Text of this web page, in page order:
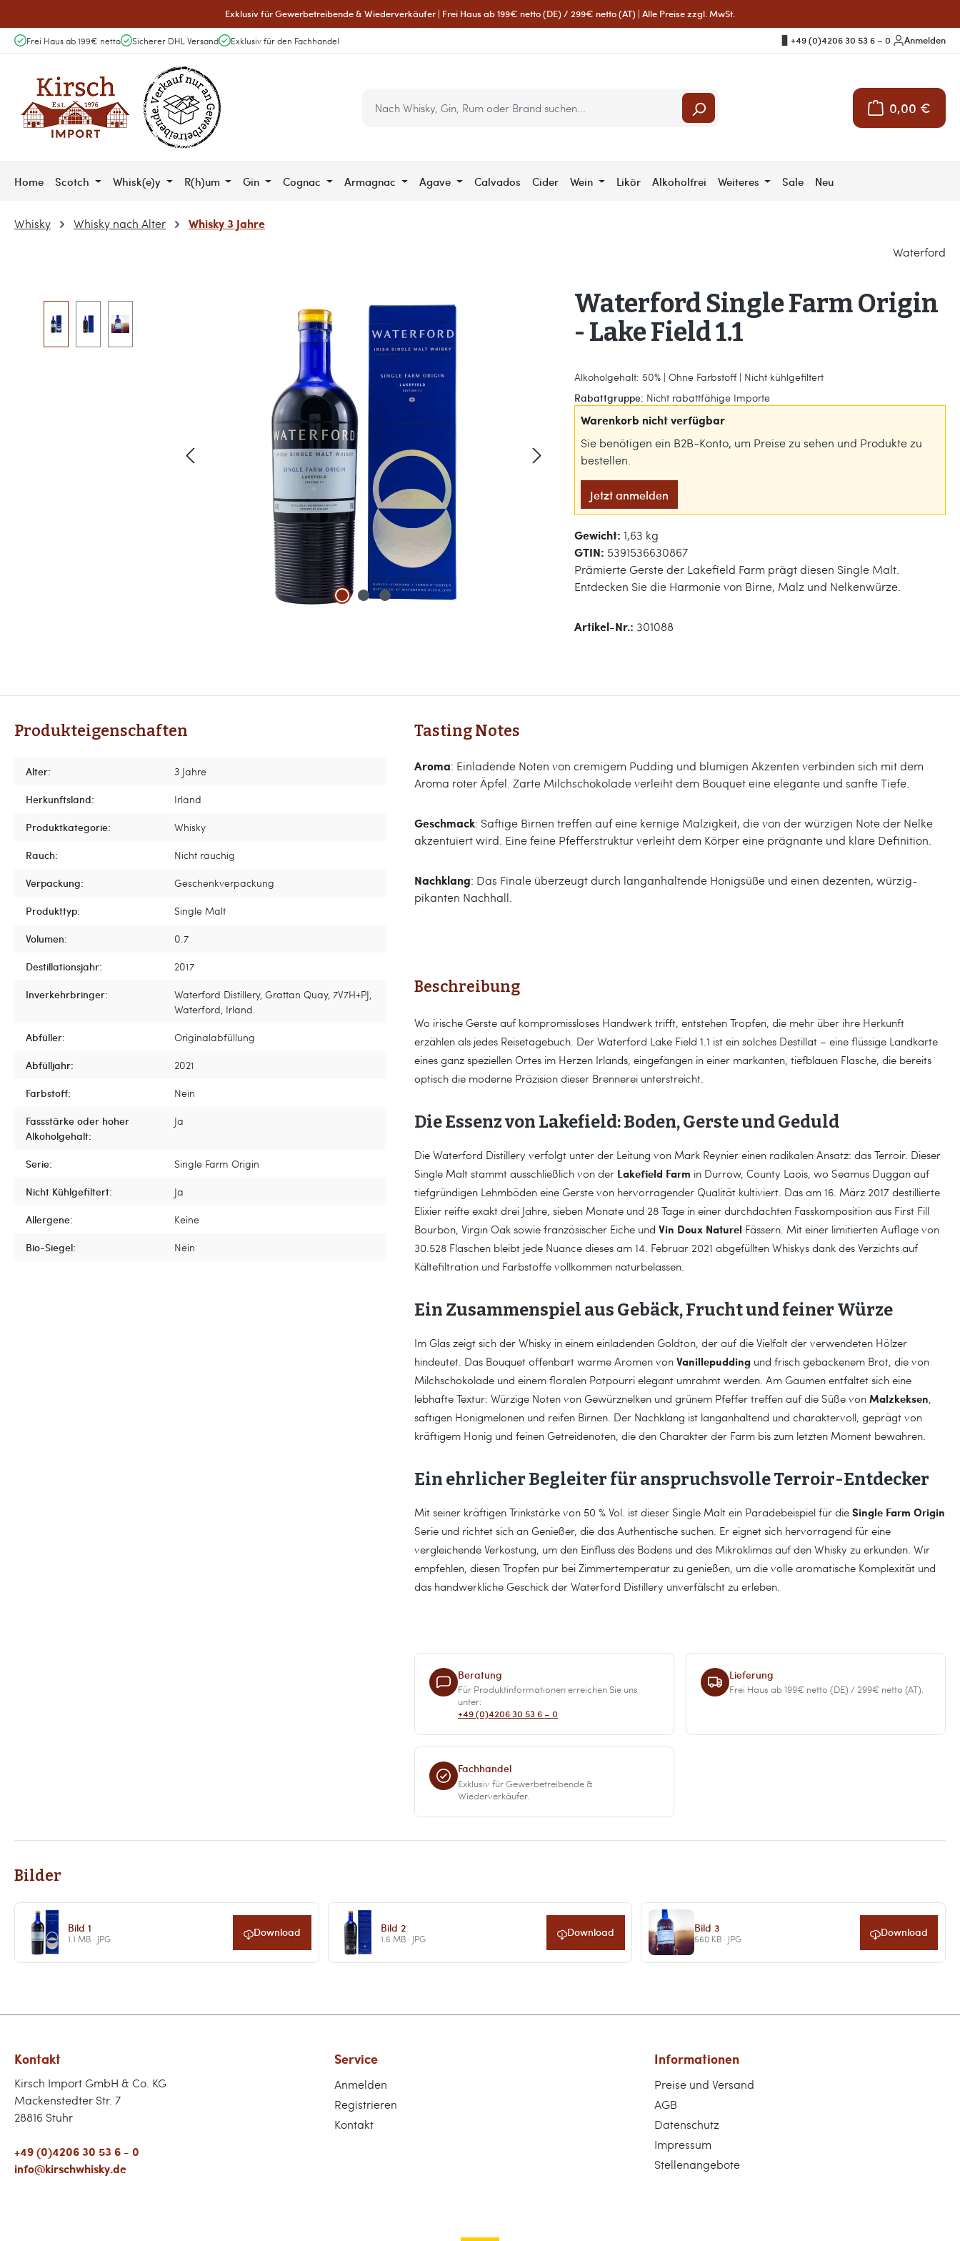
Exklusiv für Gewerbetreibende & Wiederverkäufer | Frei Haus ab 199€ netto (DE) / 299€ netto (AT) | Alle Preise zzgl. MwSt.
Frei Haus ab 199€ netto Sicherer DHL Versand Exklusiv für den Fachhandel +49 (0)4206 30 53 6 – 0 Anmelden
0,00 €
Warenkorb
Home Scotch Whisk(e)y R(h)um Gin Cognac Armagnac Agave Calvados Cider Wein Likör Alkoholfrei Weiteres Sale Neu
Whisky Whisky nach Alter Whisky 3 Jahre
Waterford
Waterford Single Farm Origin
- Lake Field 1.1
Alkoholgehalt: 50% | Ohne Farbstoff | Nicht kühlgefiltert
Rabattgruppe: Nicht rabattfähige Importe
Warenkorb nicht verfügbar
Sie benötigen ein B2B-Konto, um Preise zu sehen und Produkte zu
bestellen.
Jetzt anmelden
Gewicht: 1,63 kg
GTIN: 5391536630867
Prämierte Gerste der Lakefield Farm prägt diesen Single Malt.
Entdecken Sie die Harmonie von Birne, Malz und Nelkenwürze.
Artikel-Nr.: 301088
Produkteigenschaften
Alter:
3 Jahre
Herkunftsland:
Irland
Produktkategorie:
Whisky
Rauch:
Nicht rauchig
Verpackung:
Geschenkverpackung
Produkttyp:
Single Malt
Volumen:
0.7
Destillationsjahr:
2017
Inverkehrbringer:
Waterford Distillery, Grattan Quay, 7V7H+PJ,
Waterford, Irland.
Abfüller:
Originalabfüllung
Abfülljahr:
2021
Farbstoff:
Nein
Fassstärke oder hoher
Alkoholgehalt:
Ja
Serie:
Single Farm Origin
Nicht Kühlgefiltert:
Ja
Allergene:
Keine
Bio-Siegel:
Nein
Tasting Notes
Aroma: Einladende Noten von cremigem Pudding und blumigen Akzenten verbinden sich mit dem
Aroma roter Äpfel. Zarte Milchschokolade verleiht dem Bouquet eine elegante und sanfte Tiefe.
Geschmack: Saftige Birnen treffen auf eine kernige Malzigkeit, die von der würzigen Note der Nelke
akzentuiert wird. Eine feine Pfefferstruktur verleiht dem Körper eine prägnante und klare Definition.
Nachklang: Das Finale überzeugt durch langanhaltende Honigsüße und einen dezenten, würzig-
pikanten Nachhall.
Beschreibung
Wo irische Gerste auf kompromissloses Handwerk trifft, entstehen Tropfen, die mehr über ihre Herkunft
erzählen als jedes Reisetagebuch. Der Waterford Lake Field 1.1 ist ein solches Destillat – eine flüssige Landkarte
eines ganz speziellen Ortes im Herzen Irlands, eingefangen in einer markanten, tiefblauen Flasche, die bereits
optisch die moderne Präzision dieser Brennerei unterstreicht.
Die Essenz von Lakefield: Boden, Gerste und Geduld
Die Waterford Distillery verfolgt unter der Leitung von Mark Reynier einen radikalen Ansatz: das Terroir. Dieser
Single Malt stammt ausschließlich von der Lakefield Farm in Durrow, County Laois, wo Seamus Duggan auf
tiefgründigen Lehmböden eine Gerste von hervorragender Qualität kultiviert. Das am 16. März 2017 destillierte
Elixier reifte exakt drei Jahre, sieben Monate und 28 Tage in einer durchdachten Fasskomposition aus First Fill
Bourbon, Virgin Oak sowie französischer Eiche und Vin Doux Naturel Fässern. Mit einer limitierten Auflage von
30.528 Flaschen bleibt jede Nuance dieses am 14. Februar 2021 abgefüllten Whiskys dank des Verzichts auf
Kältefiltration und Farbstoffe vollkommen naturbelassen.
Ein Zusammenspiel aus Gebäck, Frucht und feiner Würze
Im Glas zeigt sich der Whisky in einem einladenden Goldton, der auf die Vielfalt der verwendeten Hölzer
hindeutet. Das Bouquet offenbart warme Aromen von Vanillepudding und frisch gebackenem Brot, die von
Milchschokolade und einem floralen Potpourri elegant umrahmt werden. Am Gaumen entfaltet sich eine
lebhafte Textur: Würzige Noten von Gewürznelken und grünem Pfeffer treffen auf die Süße von Malzkeksen,
saftigen Honigmelonen und reifen Birnen. Der Nachklang ist langanhaltend und charaktervoll, geprägt von
kräftigem Honig und feinen Getreidenoten, die den Charakter der Farm bis zum letzten Moment bewahren.
Ein ehrlicher Begleiter für anspruchsvolle Terroir-Entdecker
Mit seiner kräftigen Trinkstärke von 50 % Vol. ist dieser Single Malt ein Paradebeispiel für die Single Farm Origin
Serie und richtet sich an Genießer, die das Authentische suchen. Er eignet sich hervorragend für eine
vergleichende Verkostung, um den Einfluss des Bodens und des Mikroklimas auf den Whisky zu erkunden. Wir
empfehlen, diesen Tropfen pur bei Zimmertemperatur zu genießen, um die volle aromatische Komplexität und
das handwerkliche Geschick der Waterford Distillery unverfälscht zu erleben.
Beratung
Für Produktinformationen erreichen Sie uns
unter:
+49 (0)4206 30 53 6 – 0
Lieferung
Frei Haus ab 199€ netto (DE) / 299€ netto (AT).
Fachhandel
Exklusiv für Gewerbetreibende &
Wiederverkäufer.
Bilder
Bild 1
1.1 MB · JPG Download Bild 2
1.6 MB · JPG Download Bild 3
560 KB · JPG Download
Kontakt
Kirsch Import GmbH & Co. KG
Mackenstedter Str. 7
28816 Stuhr
+49 (0)4206 30 53 6 - 0
info@kirschwhisky.de
Service
Anmelden
Registrieren
Kontakt
Informationen
Preise und Versand
AGB
Datenschutz
Impressum
Stellenangebote